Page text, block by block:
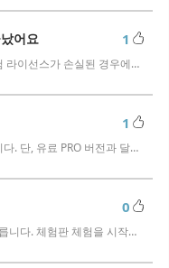
어요 1
대단히 죄송하지만, PC 시간을 수정하여 체험 라이선스가 손실된 경우에는 다시 체험판을 이용하실 수 없습니다. 송구스럽지만 PRO 버전 …
1
무료로 이용하실 수 있는 FREE 버전이 있습니다. 단, 유료 PRO 버전과 달리 기능이 제한되어 있습니다. 모든 기능을 이용하고 싶으신 경우…
0
이용하시는 라이선스에 따라 가능 여부가 다릅니다. 체험판 체험을 시작한 시점부터 42일의 카운트다운이 시작되어 42일 후 라이선스가 무효화되…